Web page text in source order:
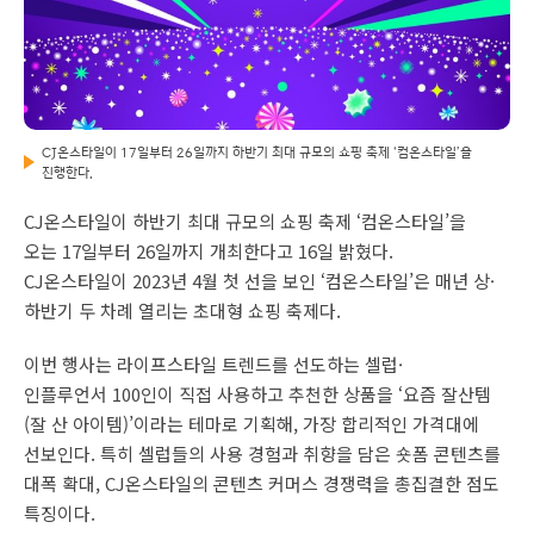
CJ온스타일이 17일부터 26일까지 하반기 최대 규모의 쇼핑 축제 ‘컴온스타일’을
진행한다.
CJ온스타일이 하반기 최대 규모의 쇼핑 축제 ‘컴온스타일’을
오는 17일부터 26일까지 개최한다고 16일 밝혔다.
CJ온스타일이 2023년 4월 첫 선을 보인 ‘컴온스타일’은 매년 상·
하반기 두 차례 열리는 초대형 쇼핑 축제다.
이번 행사는 라이프스타일 트렌드를 선도하는 셀럽·
인플루언서 100인이 직접 사용하고 추천한 상품을 ‘요즘 잘산템
(잘 산 아이템)’이라는 테마로 기획해, 가장 합리적인 가격대에
선보인다. 특히 셀럽들의 사용 경험과 취향을 담은 숏폼 콘텐츠를
대폭 확대, CJ온스타일의 콘텐츠 커머스 경쟁력을 총집결한 점도
특징이다.